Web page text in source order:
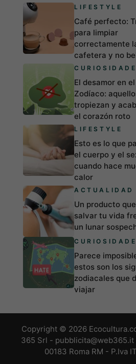
LIFESTYLE
Café perfecto:
para limpiar
correctamente
cafetera y no
El desamor en el
Zodíaco:
tropiezan y
el corazón roto
LIFESTYLE
Esto es lo que
el cuerpo y el
cuando hace
calor
ACTUALIDAD
Un producto
salvar tu vida
un lunar
Parece
estos son los
zodiacales que
viajar
Copyright © 2026
365 Srl - pubblicita@web365.it
00183 Roma RM - P.Iva